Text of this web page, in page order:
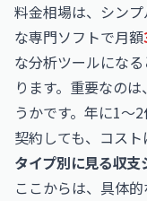
料金相場は、シン
な専門ソフトで月額
な分析ツールにな
ります。重要なの
うかです。年に1〜
契約しても、コスト
タイプ別に見る収
ここからは、具体